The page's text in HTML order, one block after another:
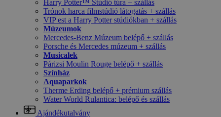
Harry Potter™ Stúdió túra + szállás
Trónok harca filmstúdió látogatás + szállás
VIP est a Harry Potter stúdiókban + szállás
Múzeumok
Mercedes-Benz Múzeum belépő + szállás
Porsche és Mercedes múzeum + szállás
Musicalek
Párizsi Moulin Rouge belépő + szállás
Színház
Aquaparkok
Therme Erding belépő + prémium szállás
Water World Rulantica: belépő és szállás
Ajándékutalvány